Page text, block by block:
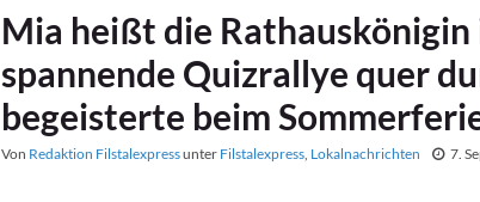
Mia heißt die Rathauskönigin
spannende Quizrallye quer
begeisterte beim
Von Redaktion Filstalexpressunter Filstalexpress, Lokalnachrichten 7.